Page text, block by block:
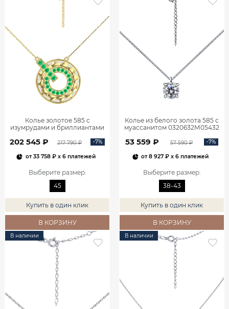
Колье золотое 585 с
изумрудами и бриллиантами
202 545 ₽ 217 790 ₽ -7%
от33 758 ₽x 6 платежей
Выберите размер:
45
Купить в один клик
В КОРЗИНУ
Колье из белого золота 585 с
муассанитом 0320632М05432
53 559 ₽ 57 590 ₽ -7%
от8 927 ₽ x 6 платежей
Выберите размер:
38-43
Купить в один клик
В КОРЗИНУ
В наличии В наличии